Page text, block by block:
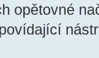
opětovné